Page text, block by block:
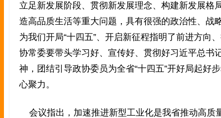
立足新发展阶段、贯彻新发展理念、构建新发展格
造高品质生活等重大问题，具有很强的政治性、战
为我们开局“十四五”、开启新征程指明了前进方向
协常委要带头学习好、宣传好、贯彻好习近平总书
神，团结引导政协委员为全省“十四五”开好局起好
心聚力。
会议指出，加速推进新型工业化是我省推动高质